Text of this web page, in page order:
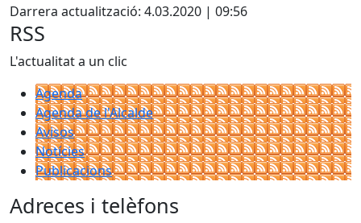
Darrera actualització: 4.03.2020 | 09:56
RSS
L'actualitat a un clic
Agenda
Agenda de l'Alcalde
Avisos
Notícies
Publicacions
Adreces i telèfons